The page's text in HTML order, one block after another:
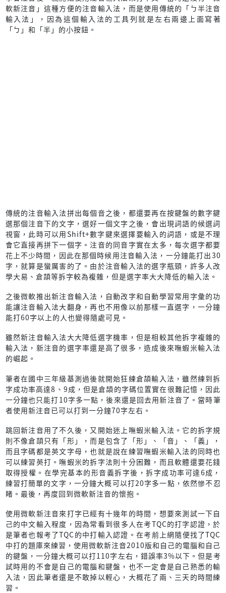
軟新注音」這種方便的注音輸入法，而是使用傳統的「ㄅ半注音
輸入法」，因為這個輸入法的工具列就是左右兩邊上面寫著
「ㄅ」和「半」的小按鈕。
傳統的注音輸入法拼出每個音之後，都還要再在按鍵盤的數字鍵
選那個注音下的文字，選好一個文字之後，會出現詞語的候選詞
視窗，此時可以用Shift+數字鍵來選擇要輸入的詞語，或是不理
會它直接再拼下一個字。注音的同音字實在太多，每次選字都要
花上不少時間，因此在那個時候用注音輸入法，一分鐘能打出30
字，就算是蠻厲害的了。由於注音輸入法的選字瓶頸，許多人改
學大易、倉頡等拆字較為複雜，但是選字率大大降低的輸入法。
之後微軟推出新注音輸入法，自動改字和自動學習常用字彙的功
能讓注音輸入法大翻身，再也不用像以前那樣一直選字，一分鐘
能打60字以上的人也變得隨處可見。
雖然新注音輸入法大大降低選字機率，但是相較其他拆字複雜的
輸入法，新注音的選字率還是高了很多，造成後來嘸蝦米輸入法
的崛起。
筆者在國中三年級基測過後就開始狂練倉頡輸入法，雖然練到拆
字成功率高達8、9成，但是倉頡的字碼位置實在很難記憶，因此
一分鐘也只能打10字多一點，後來還是回去用新注音了。當時筆
者使用新注音已可以打到一分鐘70字左右。
跳回新注音用了不久後，又開始迷上嘸蝦米輸入法。它的拆字規
則不像倉頡只有「形」，而是包含了「形」、「音」、「義」，
而且字碼都是英文字母，也就是說在練習嘸蝦米輸入法的同時也
可以練習英打。嘸蝦米的拆字法則十分困難，而且軟體還要花錢
取得授權。在學完基本的形音義拆字後，拆字成功率可達6成，
練習打簡單的文字，一分鐘大概可以打20字多一點，依然慘不忍
睹。最後，再度回到微軟新注音的懷抱。
使用微軟新注音來打字已經有十幾年的時間，想要來測試一下自
己的中文輸入程度，因為常看到很多人在考TQC的打字認證，於
是筆者也報考了TQC的中打輸入認證。在考前上網隨便找了TQC
中打的題庫來練習，使用微軟新注音2010版和自己的電腦和自己
的鍵盤，一分鐘大概可以打110字左右，錯誤率3%以下。但是考
試時用的不會是自己的電腦和鍵盤，也不一定會是自己熟悉的輸
入法，因此筆者還是不敢掉以輕心，大概花了兩、三天的時間練
習。